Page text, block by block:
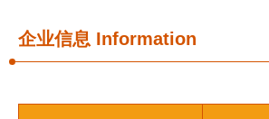
企业信息 Information